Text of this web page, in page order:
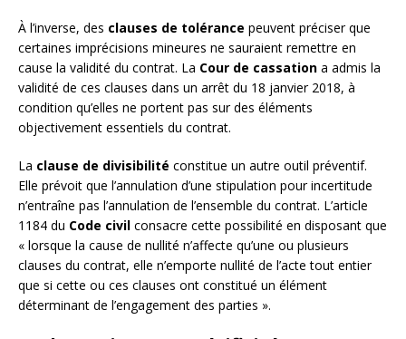
À l’inverse, des clauses de tolérance peuvent préciser que
certaines imprécisions mineures ne sauraient remettre en
cause la validité du contrat. La Cour de cassation a admis la
validité de ces clauses dans un arrêt du 18 janvier 2018, à
condition qu’elles ne portent pas sur des éléments
objectivement essentiels du contrat.
La clause de divisibilité constitue un autre outil préventif.
Elle prévoit que l’annulation d’une stipulation pour incertitude
n’entraîne pas l’annulation de l’ensemble du contrat. L’article
1184 du Code civil consacre cette possibilité en disposant que
« lorsque la cause de nullité n’affecte qu’une ou plusieurs
clauses du contrat, elle n’emporte nullité de l’acte tout entier
que si cette ou ces clauses ont constitué un élément
déterminant de l’engagement des parties ».